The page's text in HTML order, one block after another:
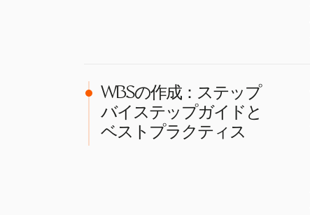
WBSの作成：ステップ
バイステップガイドと
ベストプラクティス